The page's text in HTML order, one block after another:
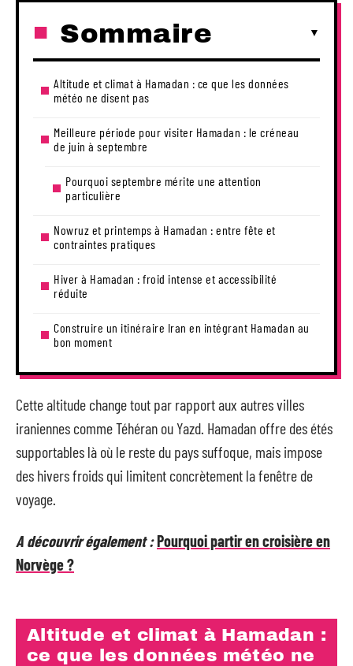
Sommaire
Altitude et climat à Hamadan : ce que les données
météo ne disent pas
Meilleure période pour visiter Hamadan : le créneau
de juin à septembre
Pourquoi septembre mérite une attention
particulière
Nowruz et printemps à Hamadan : entre fête et
contraintes pratiques
Hiver à Hamadan : froid intense et accessibilité
réduite
Construire un itinéraire Iran en intégrant Hamadan au
bon moment
Cette altitude change tout par rapport aux autres villes
iraniennes comme Téhéran ou Yazd. Hamadan offre des étés
supportables là où le reste du pays suffoque, mais impose
des hivers froids qui limitent concrètement la fenêtre de
voyage.
A découvrir également :Pourquoi partir en croisière en
Norvège ?
Altitude et climat à Hamadan :
ce que les données météo ne